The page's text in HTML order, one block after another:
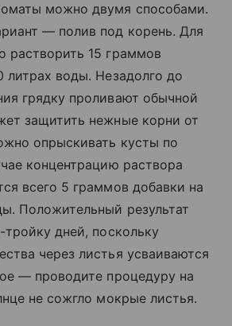
можно двумя способами.
— полив под корень. Для
растворить 15 граммов
литрах воды. Незадолго до
грядку проливают обычной
защитить нежные корни от
опрыскивать кусты по
концентрацию раствора
всего 5 граммов добавки на
Положительный результат
тройку дней, поскольку
через листья усваиваются
— проводите процедуру на
не сожгло мокрые листья.